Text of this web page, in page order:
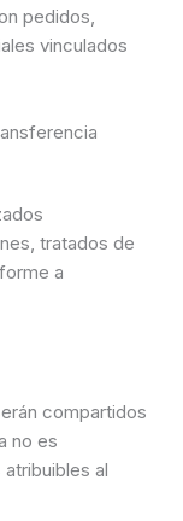
pedidos,
vinculados
tratados de
a
compartidos
no es
al